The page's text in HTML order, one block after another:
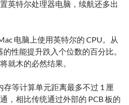
英特尔处理器电脑，续航还多出
电脑上使用英特尔的 CPU。从
性能提升跌入个位数的百分比。
就木的必然结果。
存等计算单元距离最多不过 1 厘
，相比传统通过外部的 PCB 板的